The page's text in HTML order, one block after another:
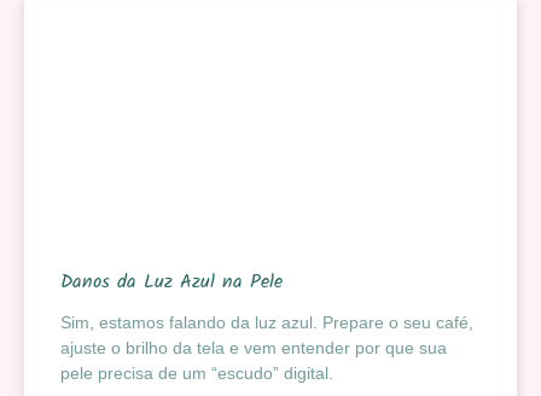
Danos da Luz Azul na Pele
Sim, estamos falando da luz azul. Prepare o seu café,
ajuste o brilho da tela e vem entender por que sua
pele precisa de um “escudo” digital.